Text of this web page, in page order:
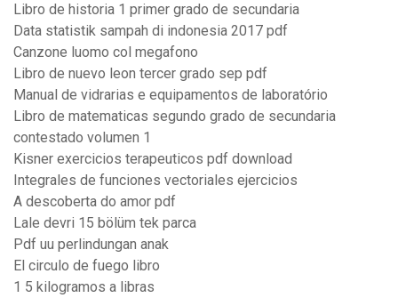
Libro de historia 1 primer grado de secundaria
Data statistik sampah di indonesia 2017 pdf
Canzone luomo col megafono
Libro de nuevo leon tercer grado sep pdf
Manual de vidrarias e equipamentos de laboratório
Libro de matematicas segundo grado de secundaria
contestado volumen 1
Kisner exercicios terapeuticos pdf download
Integrales de funciones vectoriales ejercicios
A descoberta do amor pdf
Lale devri 15 bölüm tek parca
Pdf uu perlindungan anak
El circulo de fuego libro
1 5 kilogramos a libras